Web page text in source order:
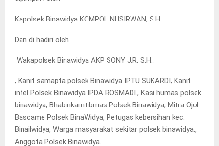
‎Kapolsek Binawidya KOMPOL NUSIRWAN, S.H.
Dan di hadiri oleh
‎ Wakapolsek Binawidya AKP SONY J.R, S.H.,
, Kanit samapta polsek Binawidya IPTU SUKARDI, Kanit
intel Polsek Binawidya IPDA ROSMADI., Kasi humas polsek
binawidya, Bhabinkamtibmas Polsek Binawidya, Mitra Ojol
Bascame Polsek BinaWidya, Petugas kebersihan kec.
Binailwidya, Warga masyarakat sekitar polsek binawidya.,
Anggota Polsek Binawidya.